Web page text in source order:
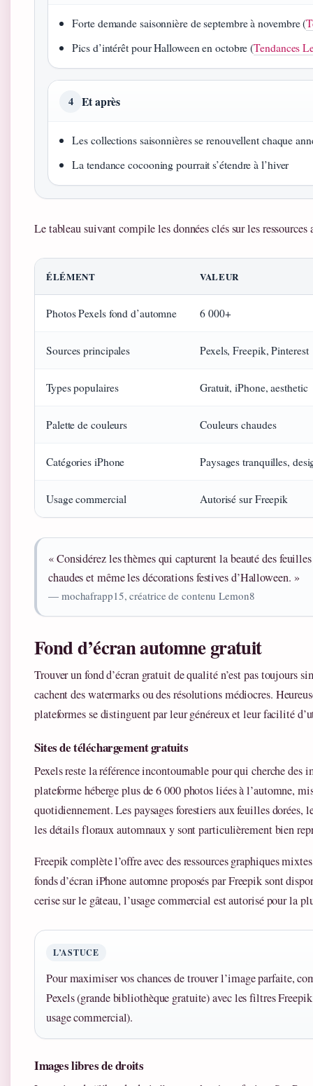
Forte demande saisonnière de septembre à novembre (
Pics d’intérêt pour Halloween en octobre (Tendances
4 Et après
Les collections saisonnières se renouvellent chaque
La tendance cocooning pourrait s’étendre à l’hiver
Le tableau suivant compile les données clés sur les
ÉLÉMENT VALEUR
Photos Pexels fond d’automne 6 000+
Sources principales Pexels, Freepik, Pinterest
Types populaires Gratuit, iPhone, aesthetic
Palette de couleurs Couleurs chaudes
Catégories iPhone Paysages tranquilles,
Usage commercial Autorisé sur Freepik
« Considérez les thèmes qui capturent la beauté des
chaudes et même les décorations festives d’Halloween. »
— mochafrapp15, créatrice de contenu Lemon8
Fond d’écran automne gratuit
Trouver un fond d’écran gratuit de qualité n’est pas toujours
cachent des watermarks ou des résolutions médiocres.
plateformes se distinguent par leur généreux et leur facilité
Sites de téléchargement gratuits
Pexels reste la référence incontournable pour qui cherche des
plateforme héberge plus de 6 000 photos liées à l’automne,
quotidiennement. Les paysages forestiers aux feuilles dorées,
les détails floraux automnaux y sont particulièrement bien
Freepik complète l’offre avec des ressources graphiques
fonds d’écran iPhone automne proposés par Freepik sont
cerise sur le gâteau, l’usage commercial est autorisé pour la
L’ASTUCE
Pour maximiser vos chances de trouver l’image parfaite,
Pexels (grande bibliothèque gratuite) avec les filtres
usage commercial).
Images libres de droits